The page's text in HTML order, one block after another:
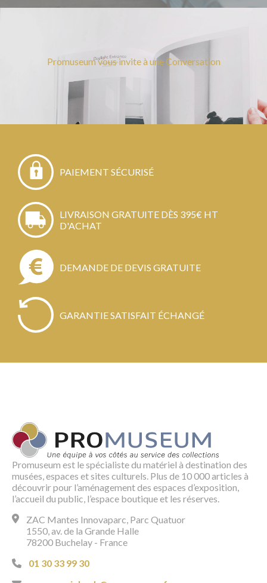
Promuseum vous invite à une Conversation
PAIEMENT SÉCURISÉ
LIVRAISON GRATUITE DÈS 395€ HT
D'ACHAT
DEMANDE DE DEVIS GRATUITE
GARANTIE SATISFAIT ÉCHANGÉ
Promuseum est le spécialiste du matériel à destination des
musées, espaces et sites culturels. Plus de 10 000 articles à
découvrir pour l’aménagement des espaces d’exposition,
l’accueil du public, l’espace boutique et les réserves.
ZAC Mantes Innovaparc, Parc Quatuor
1550, av. de la Grande Halle
78200 Buchelay - France
01 30 33 99 30